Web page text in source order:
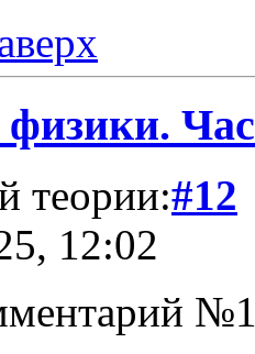
теории:#12
12:02